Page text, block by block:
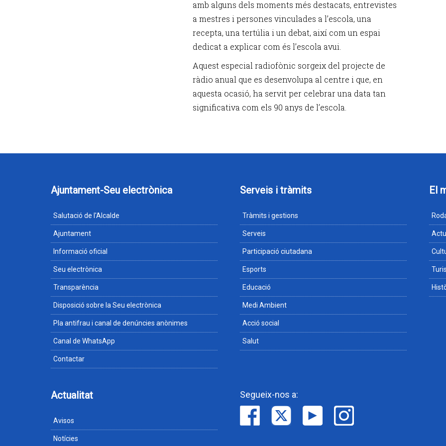
amb alguns dels moments més destacats, entrevistes
a mestres i persones vinculades a l’escola, una
recepta, una tertúlia i un debat, així com un espai
dedicat a explicar com és l’escola avui.
Aquest especial radiofònic sorgeix del projecte de
ràdio anual que es desenvolupa al centre i que, en
aquesta ocasió, ha servit per celebrar una data tan
significativa com els 90 anys de l’escola.
Ajuntament-Seu electrònica
Salutació de l'Alcalde
Ajuntament
Informació oficial
Seu electrònica
Transparència
Disposició sobre la Seu electrònica
Pla antifrau i canal de denúncies anònimes
Canal de WhatsApp
Contactar
Serveis i tràmits
Tràmits i gestions
Serveis
Participació ciutadana
Esports
Educació
Medi Ambient
Acció social
Salut
El
Actualitat
Avisos
Notícies
Segueix-nos a: